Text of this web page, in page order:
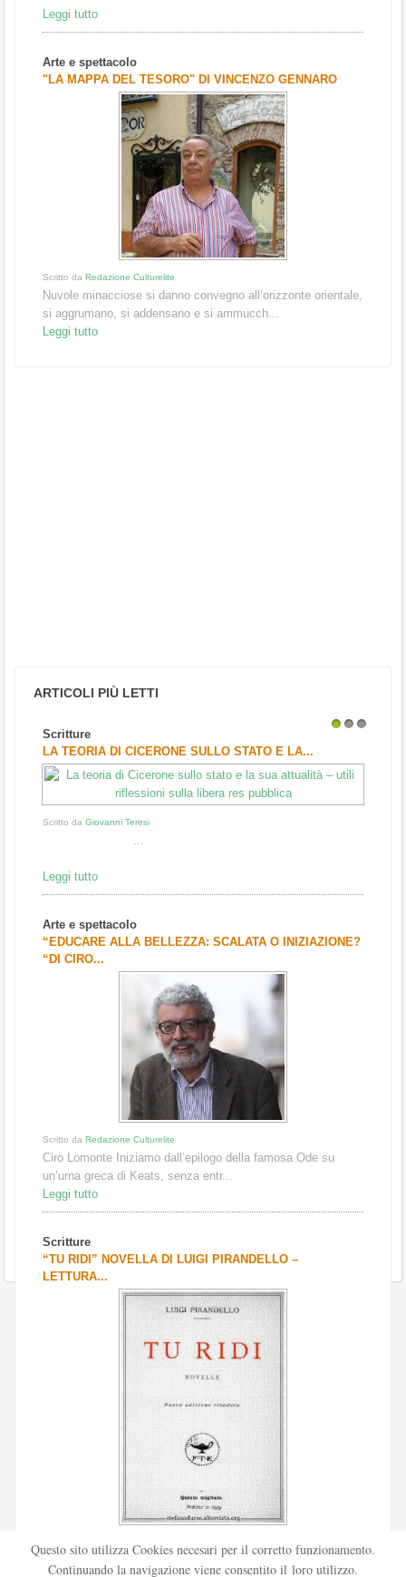
Leggi tutto
Arte e spettacolo
"LA MAPPA DEL TESORO" DI VINCENZO GENNARO
Scritto da Redazione Culturelite
Nuvole minacciose si danno convegno all’orizzonte orientale,
si aggrumano, si addensano e si ammucch...
Leggi tutto
ARTICOLI PIÙ LETTI
Scritture
LA TEORIA DI CICERONE SULLO STATO E LA...
Scritto da Giovanni Teresi
...
Leggi tutto
Arte e spettacolo
“EDUCARE ALLA BELLEZZA: SCALATA O INIZIAZIONE?
“DI CIRO...
Scritto da Redazione Culturelite
Ciro Lomonte Iniziamo dall’epilogo della famosa Ode su
un’urna greca di Keats, senza entr...
Leggi tutto
Scritture
“TU RIDI” NOVELLA DI LUIGI PIRANDELLO –
LETTURA...
Pubblicata nel 1912 sul «Corriere della sera», la novella Tu
Questo sito utilizza Cookies necesari per il corretto funzionamento.
Continuando la navigazione viene consentito il loro utilizzo.